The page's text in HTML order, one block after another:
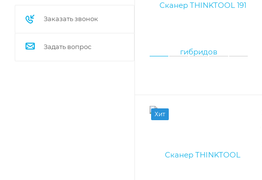
Хит
Заказать звонок
Задать вопрос